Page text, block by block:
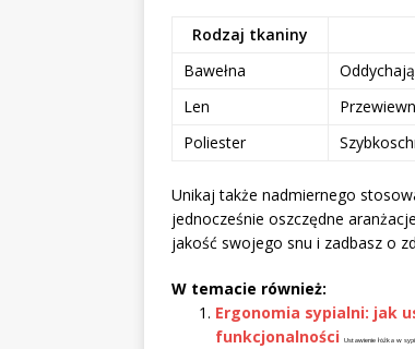
Rodzaj tkaniny
Bawełna
Len
Poliester
Unikaj także nadmiernego
jednocześnie oszczędne
jakość swojego snu i zadbasz o
W temacie również:
Ergonomia sypialni: jak
funkcjonalności
Ustawienie łóżka w